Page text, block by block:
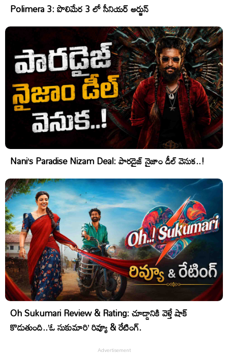
Polimera 3: పొలిమేర 3 లో సీనియర్ అర్జున్
Nani’s Paradise Nizam Deal: పారడైజ్ నైజాం డీల్ వెనుక..!
Oh Sukumari Review & Rating: చూడ్డానికి వెళ్తే షాక్
కొడుతుంది..’ఓ సుకుమారి’ రివ్యూ & రేటింగ్.